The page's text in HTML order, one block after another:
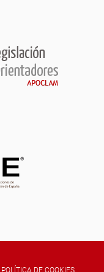
POLÍTICA DE COOKIES